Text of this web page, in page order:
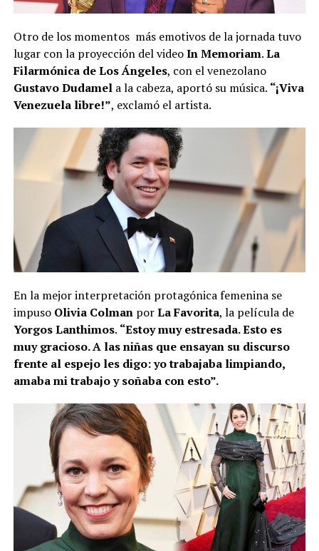
Otro de los momentos más emotivos de la jornada tuvo
lugar con la proyección del videoIn Memoriam.La
Filarmónica de Los Ángeles, con el venezolano
Gustavo Dudamela la cabeza, aportó su música. “¡Viva
Venezuela libre!”, exclamó el artista.
En la mejor interpretación protagónica femenina se
impuso Olivia ColmanporLa Favorita, la película de
Yorgos Lanthimos. “Estoy muy estresada. Esto es
muy gracioso. A las niñas que ensayan su discurso
frente al espejo les digo: yo trabajaba limpiando,
amaba mi trabajo y soñaba con esto”.